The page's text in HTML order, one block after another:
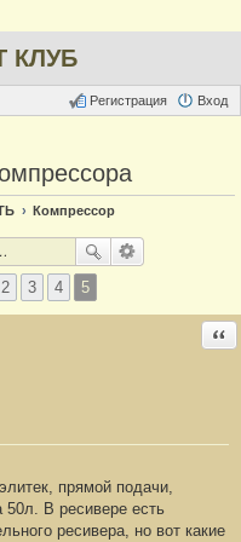
КЛУБ
Вход
Регистрация
Компрессор
2 3 4 5
прямой подачи,
50л. В ресивере есть
ресивера, но вот какие